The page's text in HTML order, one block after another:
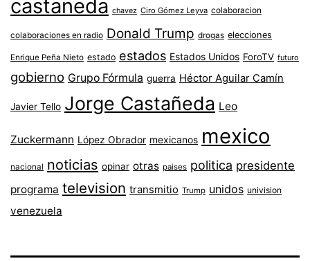
castaneda chavez Ciro Gómez Leyva colaboracion
colaboraciones en radio Donald Trump drogas elecciones
Enrique Peña Nieto estado estados Estados Unidos ForoTV futuro
gobierno Grupo Fórmula guerra Héctor Aguilar Camín
Javier Tello Jorge Castañeda Leo
Zuckermann López Obrador mexicanos mexico
nacional noticias opinar otras paises politica presidente
programa television transmitio Trump unidos univision
venezuela